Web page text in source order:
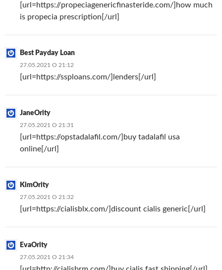
[url=https://propeciagenericfinasteride.com/]how much
is propecia prescription[/url]
Best Payday Loan
27.05.2021 О 21:12
[url=https://ssploans.com/]lenders[/url]
JaneOrity
27.05.2021 О 21:31
[url=https://opstadalafil.com/]buy tadalafil usa
online[/url]
KimOrity
27.05.2021 О 21:32
[url=https://cialisblx.com/]discount cialis generic[/url]
EvaOrity
27.05.2021 О 21:34